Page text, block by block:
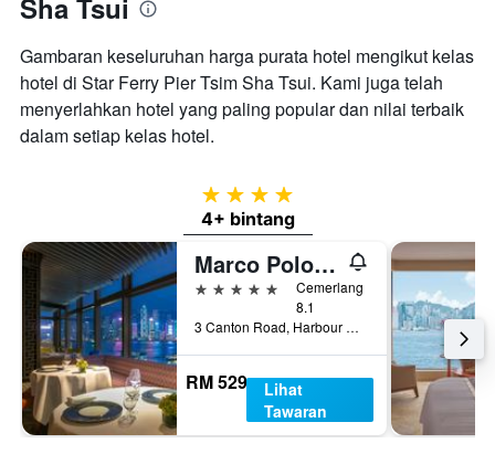
Sha Tsui
Gambaran keseluruhan harga purata hotel mengikut kelas
hotel di Star Ferry Pier Tsim Sha Tsui. Kami juga telah
menyerlahkan hotel yang paling popular dan nilai terbaik
dalam setiap kelas hotel.
4 bintang
4+ bintang
Marco Polo Hongkong Hotel
5 bintang
Cemerlang
8.1
3 Canton Road, Harbour City, Hong Kong, Hong Kong
RM 529
Lihat
Tawaran